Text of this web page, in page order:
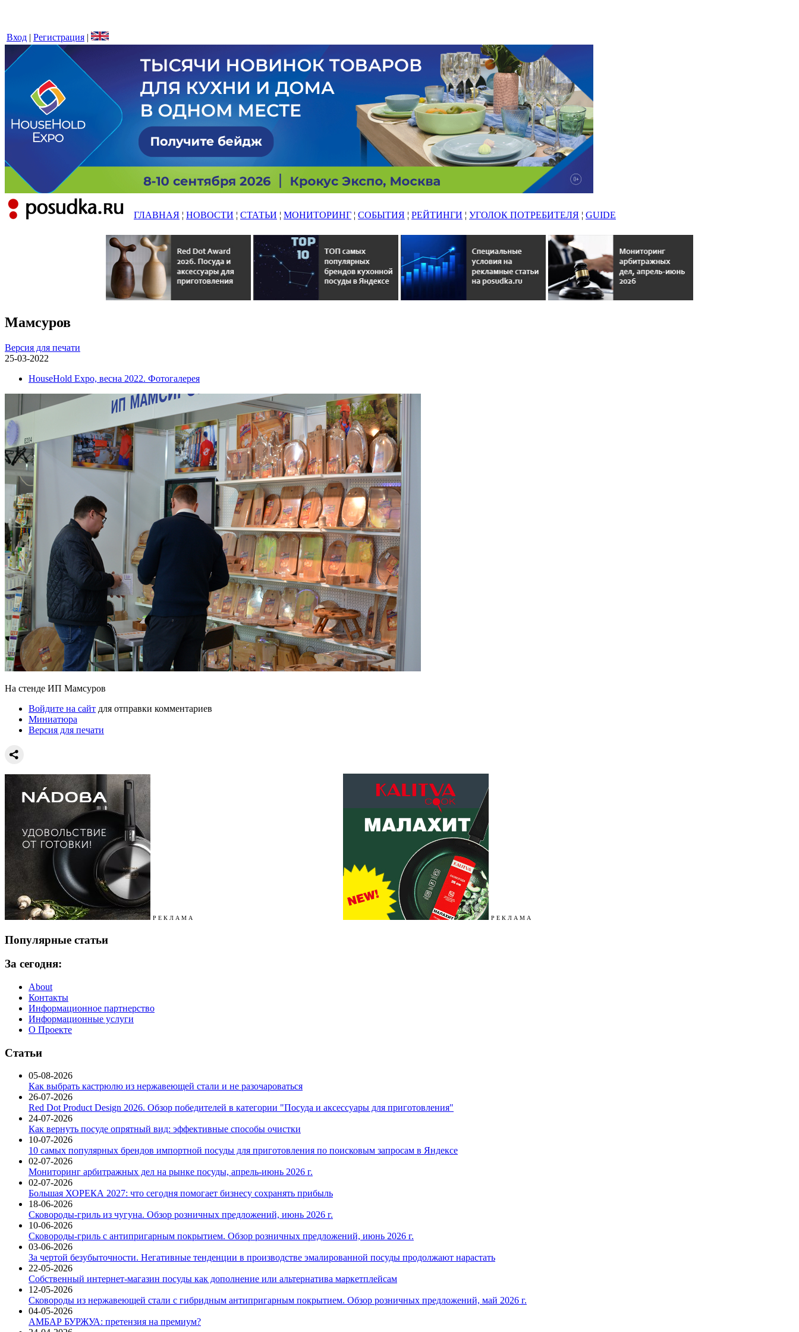
Вход | Регистрация |
ГЛАВНАЯ ¦ НОВОСТИ ¦ СТАТЬИ ¦ МОНИТОРИНГ ¦ СОБЫТИЯ ¦ РЕЙТИНГИ ¦ УГОЛОК ПОТРЕБИТЕЛЯ ¦ GUIDE
Мамсуров
Версия для печати
25-03-2022
HouseHold Expo, весна 2022. Фотогалерея
На стенде ИП Мамсуров
Войдите на сайт для отправки комментариев
Миниатюра
Версия для печати
Р Е К Л А М А Р Е К Л А М А
Популярные статьи
За сегодня:
About
Контакты
Информационное партнерство
Информационные услуги
О Проекте
Статьи
05-08-2026
Как выбрать кастрюлю из нержавеющей стали и не разочароваться
26-07-2026
Red Dot Product Design 2026. Обзор победителей в категории "Посуда и аксессуары для приготовления"
24-07-2026
Как вернуть посуде опрятный вид: эффективные способы очистки
10-07-2026
10 самых популярных брендов импортной посуды для приготовления по поисковым запросам в Яндексе
02-07-2026
Мониторинг арбитражных дел на рынке посуды, апрель-июнь 2026 г.
02-07-2026
Большая ХОРЕКА 2027: что сегодня помогает бизнесу сохранять прибыль
18-06-2026
Сковороды-гриль из чугуна. Обзор розничных предложений, июнь 2026 г.
10-06-2026
Сковороды-гриль с антипригарным покрытием. Обзор розничных предложений, июнь 2026 г.
03-06-2026
За чертой безубыточности. Негативные тенденции в производстве эмалированной посуды продолжают нарастать
22-05-2026
Собственный интернет-магазин посуды как дополнение или альтернатива маркетплейсам
12-05-2026
Сковороды из нержавеющей стали с гибридным антипригарным покрытием. Обзор розничных предложений, май 2026 г.
04-05-2026
АМБАР БУРЖУА: претензия на премиум?